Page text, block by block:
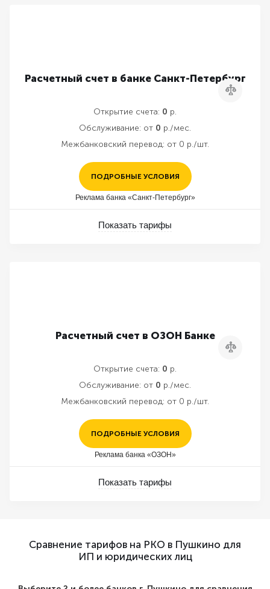
Расчетный счет в банке Санкт-Петербург
Сравнить
Открытие счета: 0 р.
Обслуживание: от 0 р./мес.
Межбанковский перевод: от 0 р./шт.
ПОДРОБНЫЕ УСЛОВИЯ
Реклама банка «Санкт-Петербург»
Показать тарифы
Расчетный счет в ОЗОН Банке
Сравнить
Открытие счета: 0 р.
Обслуживание: от 0 р./мес.
Межбанковский перевод: от 0 р./шт.
ПОДРОБНЫЕ УСЛОВИЯ
Реклама банка «ОЗОН»
Показать тарифы
Сравнение тарифов на РКО в Пушкино для
ИП и юридических лиц